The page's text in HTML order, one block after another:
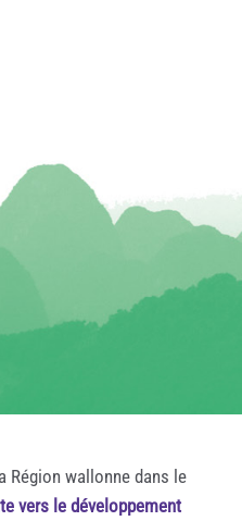
Région wallonne dans le
vers le développement